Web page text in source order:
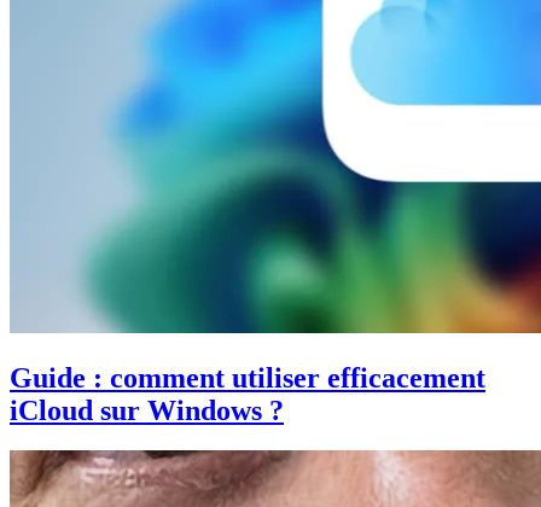
Guide : comment utiliser efficacement
iCloud sur Windows ?